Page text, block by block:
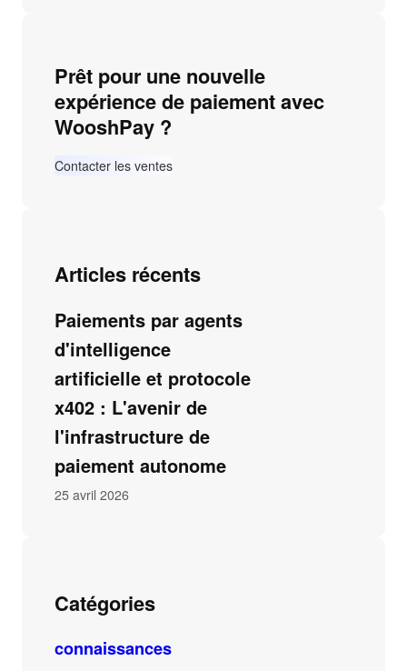
Prêt pour une nouvelle
expérience de paiement avec
WooshPay ?
Contacter les ventes
Articles récents
Paiements par agents
d'intelligence
artificielle et protocole
x402 : L'avenir de
l'infrastructure de
paiement autonome
25 avril 2026
Catégories
connaissances